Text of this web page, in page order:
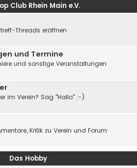
Club Rhein Main e.V.
Threads eröffnen
und Termine
und sonstige Veranstaltungen
im Verein? Sag "Hallo" :-)
Kritik zu Verein und Forum
Das Hobby